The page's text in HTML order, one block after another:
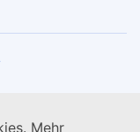
Mehr